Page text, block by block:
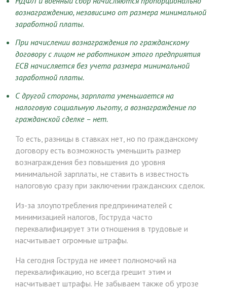
вознаграждению, независимо от размера минимальной
заработной платы.
При начислении вознаграждения по гражданскому
договору с лицом не работником этого предприятия
ЕСВ начисляется без учета размера минимальной
заработной платы.
С другой стороны, зарплата уменьшается на
налоговую социальную льготу, а вознаграждение по
гражданской сделке – нет.
То есть, разницы в ставках нет, но по гражданскому
договору есть возможность уменьшить размер
вознаграждения без повышения до уровня
минимальной зарплаты, не ставить в известность
налоговую сразу при заключении гражданских сделок.
Из-за злоупотребления предпринимателей с
минимизацией налогов, Гоструда часто
переквалифицирует эти отношения в трудовые и
насчитывает огромные штрафы.
На сегодня Гоструда не имеет полномочий на
переквалификацию, но всегда грешит этим и
насчитывает штрафы. Не забываем также об угрозе